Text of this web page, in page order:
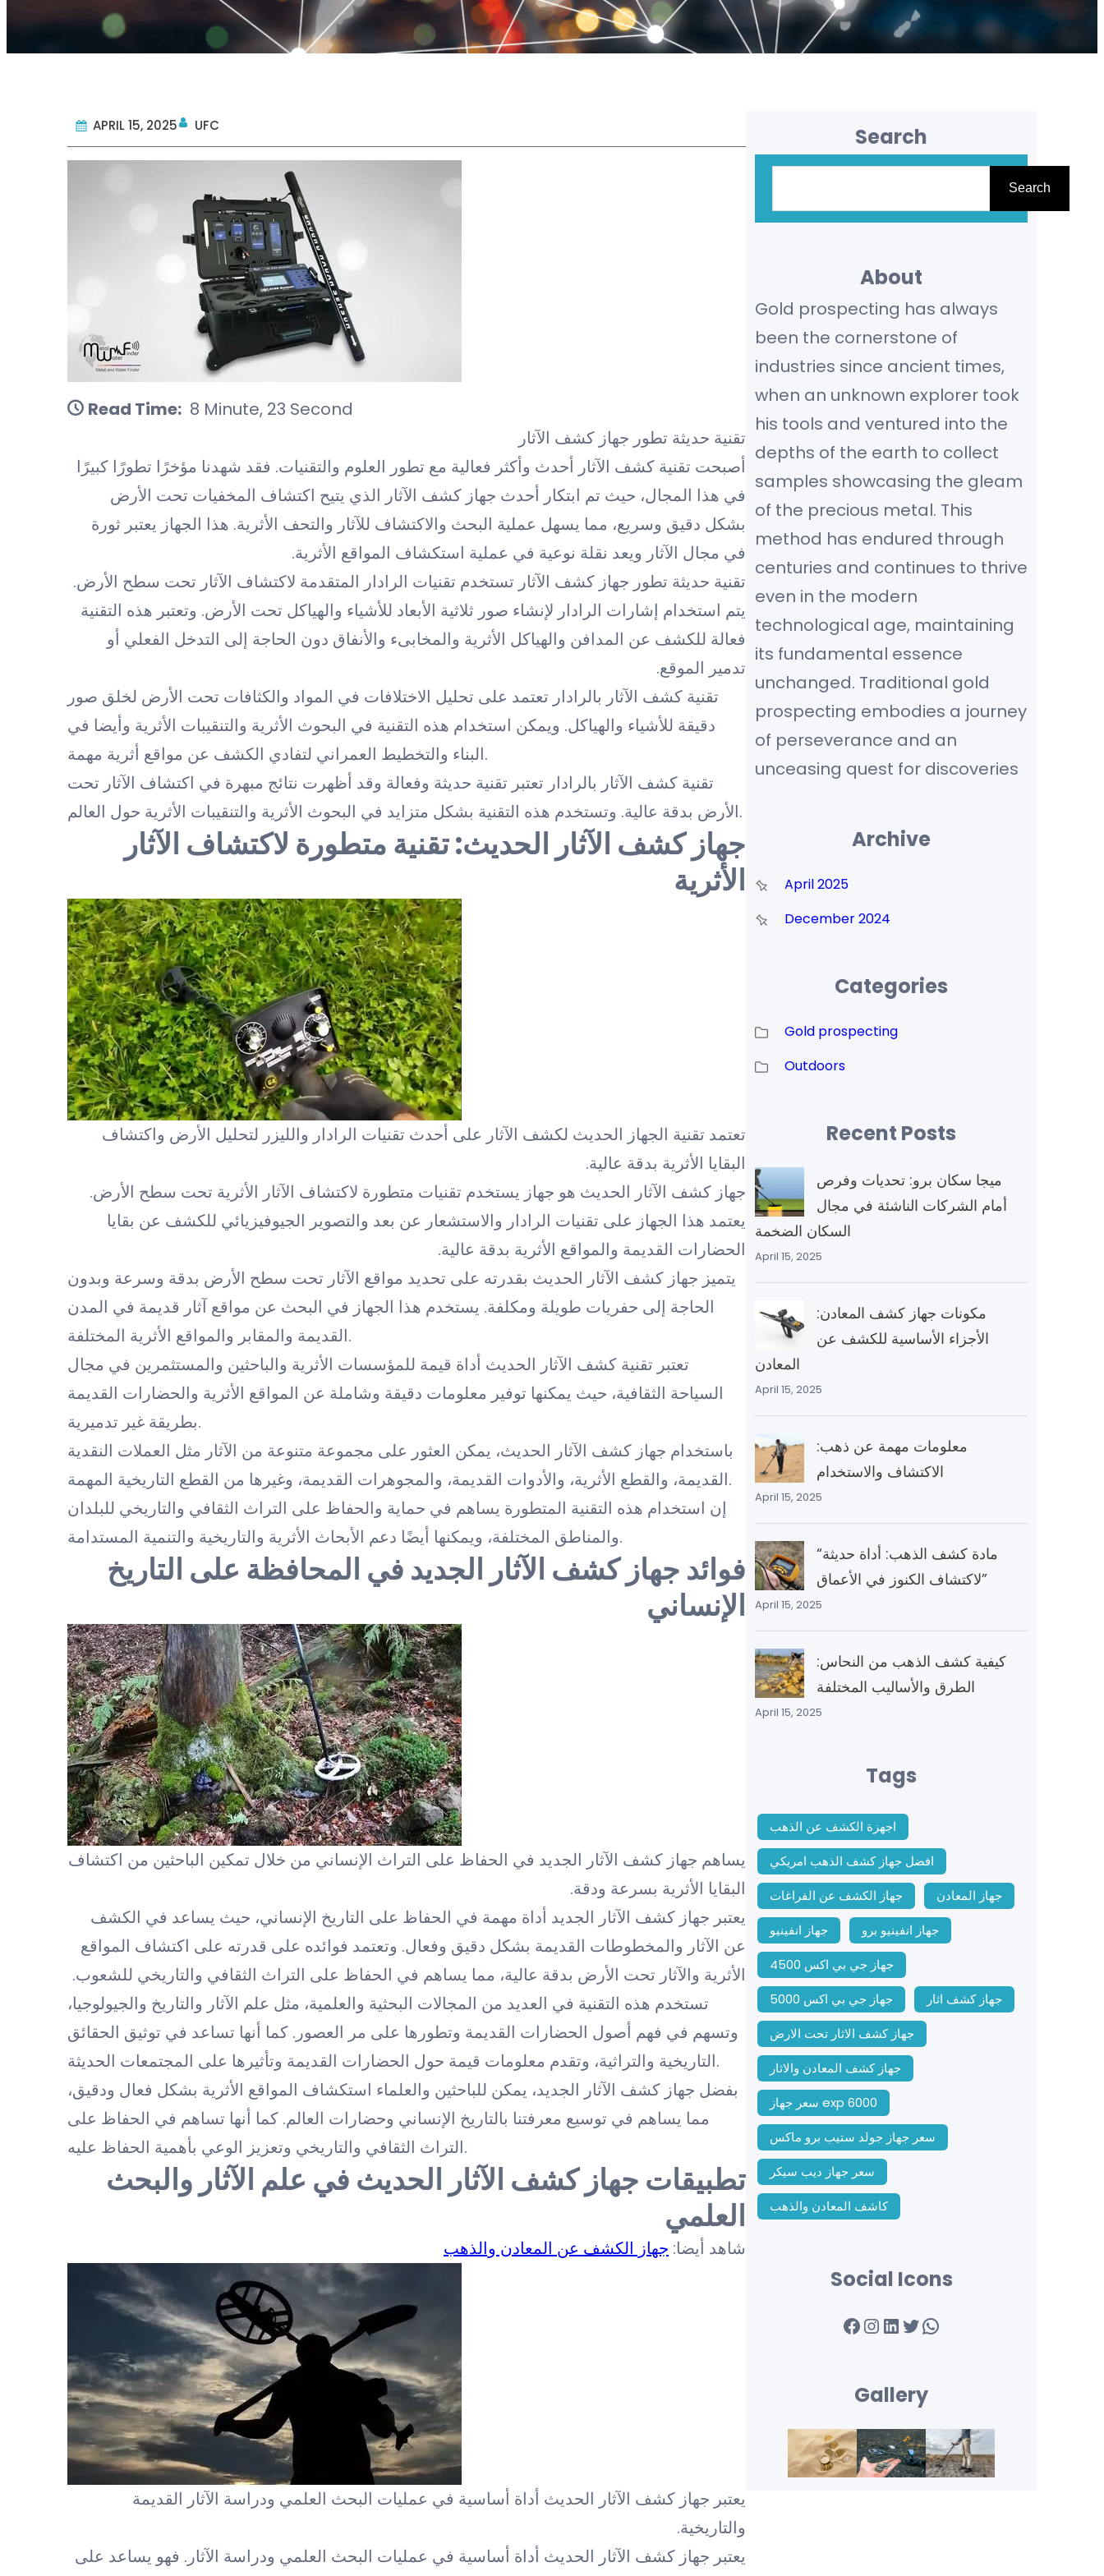
APRIL 15, 2025 UFC
Read Time: 8 Minute, 23 Second
تقنية حديثة تطور جهاز كشف الآثار
أصبحت تقنية كشف الآثار أحدث وأكثر فعالية مع تطور العلوم والتقنيات. فقد شهدنا مؤخرًا تطورًا كبيرًا
في هذا المجال، حيث تم ابتكار أحدث جهاز كشف الآثار الذي يتيح اكتشاف المخفيات تحت الأرض
بشكل دقيق وسريع، مما يسهل عملية البحث والاكتشاف للآثار والتحف الأثرية. هذا الجهاز يعتبر ثورة
في مجال الآثار ويعد نقلة نوعية في عملية استكشاف المواقع الأثرية.
تقنية حديثة تطور جهاز كشف الآثار تستخدم تقنيات الرادار المتقدمة لاكتشاف الآثار تحت سطح الأرض.
يتم استخدام إشارات الرادار لإنشاء صور ثلاثية الأبعاد للأشياء والهياكل تحت الأرض. وتعتبر هذه التقنية
فعالة للكشف عن المدافن والهياكل الأثرية والمخابىء والأنفاق دون الحاجة إلى التدخل الفعلي أو
تدمير الموقع.
تقنية كشف الآثار بالرادار تعتمد على تحليل الاختلافات في المواد والكثافات تحت الأرض لخلق صور
دقيقة للأشياء والهياكل. ويمكن استخدام هذه التقنية في البحوث الأثرية والتنقيبات الأثرية وأيضا في
البناء والتخطيط العمراني لتفادي الكشف عن مواقع أثرية مهمة.
تقنية كشف الآثار بالرادار تعتبر تقنية حديثة وفعالة وقد أظهرت نتائج مبهرة في اكتشاف الآثار تحت
الأرض بدقة عالية. وتستخدم هذه التقنية بشكل متزايد في البحوث الأثرية والتنقيبات الأثرية حول العالم.
جهاز كشف الآثار الحديث: تقنية متطورة لاكتشاف الآثار
الأثرية
تعتمد تقنية الجهاز الحديث لكشف الآثار على أحدث تقنيات الرادار والليزر لتحليل الأرض واكتشاف
البقايا الأثرية بدقة عالية.
جهاز كشف الآثار الحديث هو جهاز يستخدم تقنيات متطورة لاكتشاف الآثار الأثرية تحت سطح الأرض.
يعتمد هذا الجهاز على تقنيات الرادار والاستشعار عن بعد والتصوير الجيوفيزيائي للكشف عن بقايا
الحضارات القديمة والمواقع الأثرية بدقة عالية.
يتميز جهاز كشف الآثار الحديث بقدرته على تحديد مواقع الآثار تحت سطح الأرض بدقة وسرعة وبدون
الحاجة إلى حفريات طويلة ومكلفة. يستخدم هذا الجهاز في البحث عن مواقع آثار قديمة في المدن
القديمة والمقابر والمواقع الأثرية المختلفة.
تعتبر تقنية كشف الآثار الحديث أداة قيمة للمؤسسات الأثرية والباحثين والمستثمرين في مجال
السياحة الثقافية، حيث يمكنها توفير معلومات دقيقة وشاملة عن المواقع الأثرية والحضارات القديمة
بطريقة غير تدميرية.
باستخدام جهاز كشف الآثار الحديث، يمكن العثور على مجموعة متنوعة من الآثار مثل العملات النقدية
القديمة، والقطع الأثرية، والأدوات القديمة، والمجوهرات القديمة، وغيرها من القطع التاريخية المهمة.
إن استخدام هذه التقنية المتطورة يساهم في حماية والحفاظ على التراث الثقافي والتاريخي للبلدان
والمناطق المختلفة، ويمكنها أيضًا دعم الأبحاث الأثرية والتاريخية والتنمية المستدامة.
فوائد جهاز كشف الآثار الجديد في المحافظة على التاريخ
الإنساني
يساهم جهاز كشف الآثار الجديد في الحفاظ على التراث الإنساني من خلال تمكين الباحثين من اكتشاف
البقايا الأثرية بسرعة ودقة.
يعتبر جهاز كشف الآثار الجديد أداة مهمة في الحفاظ على التاريخ الإنساني، حيث يساعد في الكشف
عن الآثار والمخطوطات القديمة بشكل دقيق وفعال. وتعتمد فوائده على قدرته على اكتشاف المواقع
الأثرية والآثار تحت الأرض بدقة عالية، مما يساهم في الحفاظ على التراث الثقافي والتاريخي للشعوب.
تستخدم هذه التقنية في العديد من المجالات البحثية والعلمية، مثل علم الآثار والتاريخ والجيولوجيا،
وتسهم في فهم أصول الحضارات القديمة وتطورها على مر العصور. كما أنها تساعد في توثيق الحقائق
التاريخية والتراثية، وتقدم معلومات قيمة حول الحضارات القديمة وتأثيرها على المجتمعات الحديثة.
بفضل جهاز كشف الآثار الجديد، يمكن للباحثين والعلماء استكشاف المواقع الأثرية بشكل فعال ودقيق،
مما يساهم في توسيع معرفتنا بالتاريخ الإنساني وحضارات العالم. كما أنها تساهم في الحفاظ على
التراث الثقافي والتاريخي وتعزيز الوعي بأهمية الحفاظ عليه.
تطبيقات جهاز كشف الآثار الحديث في علم الآثار والبحث
العلمي
شاهد أيضا: جهاز الكشف عن المعادن والذهب
يعتبر جهاز كشف الآثار الحديث أداة أساسية في عمليات البحث العلمي ودراسة الآثار القديمة
والتاريخية.
يعتبر جهاز كشف الآثار الحديث أداة أساسية في عمليات البحث العلمي ودراسة الآثار. فهو يساعد على
Search
a
h
Search
About
Gold prospecting has always
been the cornerstone of
industries since ancient times,
when an unknown explorer took
his tools and ventured into the
depths of the earth to collect
samples showcasing the gleam
of the precious metal. This
method has endured through
centuries and continues to thrive
even in the modern
technological age, maintaining
its fundamental essence
unchanged. Traditional gold
prospecting embodies a journey
of perseverance and an
unceasing quest for discoveries
Archive
April 2025
December 2024
Categories
Gold prospecting
Outdoors
Recent Posts
ميجا سكان برو: تحديات وفرص
أمام الشركات الناشئة في مجال
السكان الضخمة
April 15, 2025
مكونات جهاز كشف المعادن:
الأجزاء الأساسية للكشف عن
المعادن
April 15, 2025
معلومات مهمة عن ذهب:
الاكتشاف والاستخدام
April 15, 2025
“مادة كشف الذهب: أداة حديثة
لاكتشاف الكنوز في الأعماق”
April 15, 2025
كيفية كشف الذهب من النحاس:
الطرق والأساليب المختلفة
April 15, 2025
Tags
اجهزة الكشف عن الذهب
افضل جهاز كشف الذهب امريكي
جهاز الكشف عن الفراغات
جهاز المعادن
جهاز انفينيو
جهاز انفينيو برو
جهاز جي بي اكس 4500
جهاز جي بي اكس 5000
جهاز كشف اثار
جهاز كشف الاثار تحت الارض
جهاز كشف المعادن والاثار
سعر جهاز exp 6000
سعر جهاز جولد ستيب برو ماكس
سعر جهاز ديب سيكر
كاشف المعادن والذهب
Social Icons
Facebook InstagramLinkedIn Twitter WhatsApp
Gallery